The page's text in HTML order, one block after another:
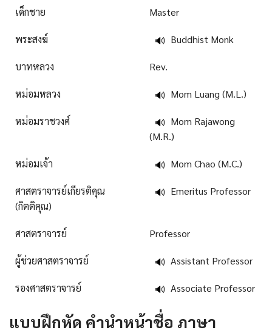
เด็กชาย Master
พระสงฆ์ 🔊 Buddhist Monk
บาทหลวง Rev.
หม่อมหลวง 🔊 Mom Luang (M.L.)
หม่อมราชวงศ์ 🔊 Mom Rajawong
(M.R.)
หม่อมเจ้า 🔊 Mom Chao (M.C.)
ศาสตราจารย์เกียรติคุณ
(กิตติคุณ)
🔊 Emeritus Professor
ศาสตราจารย์ Professor
ผู้ช่วยศาสตราจารย์ 🔊 Assistant Professor
รองศาสตราจารย์ 🔊 Associate Professor
แบบฝึกหัด คํานําหน้าชื่อ ภาษา